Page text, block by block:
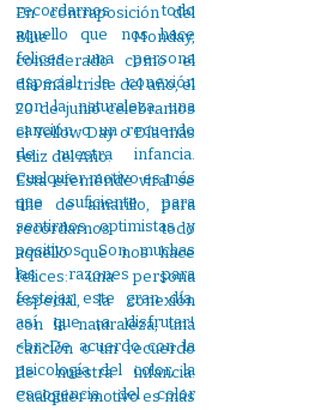
En contraposición del
Blue Monday,
considerado como el
día más triste del año, el
20 de junio celebramos
el Yellow Day o Día más
Feliz del Año.
Esta efeméride viral se
tiñe de amarillo, para
recordarnos todo
aquello que nos hace
felices: una persona
especial, la conexión
con la naturaleza, una
canción o un recuerdo
de nuestra infancia.
Cualquier motivo es más